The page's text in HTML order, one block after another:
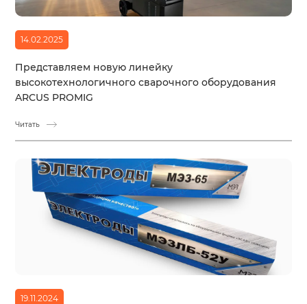
14.02.2025
Представляем новую линейку
высокотехнологичного сварочного оборудования
ARCUS PROMIG
Читать
19.11.2024